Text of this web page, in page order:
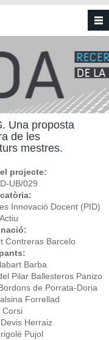
Una proposta
de les
mestres.
projecte:
UB/029
Innovació Docent (PID)
Actiu
Contreras Barcelo
Barba
Pilar Ballesteros Panizo
de Porrata-Doria
Forrellad
Corsi
Herraiz
Pujol